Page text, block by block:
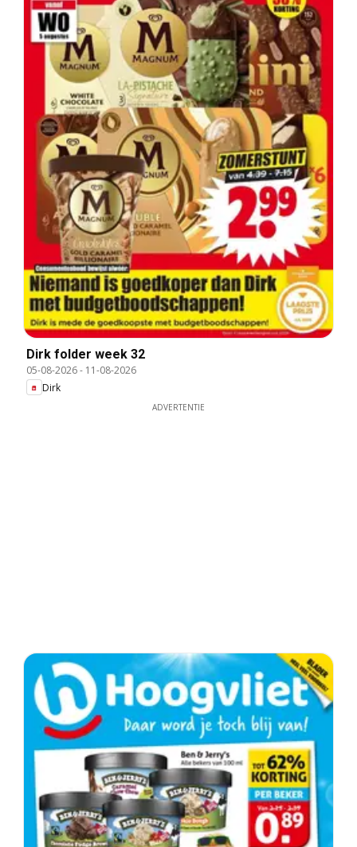
Dirk folder week 32
05-08-2026- 11-08-2026
Dirk
ADVERTENTIE